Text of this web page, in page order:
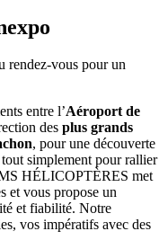
rendez-vous pour un
entre l’Aéroport de
des plus grands
, pour une découverte
simplement pour rallier
HÉLICOPTÈRES met
et vous propose un
et fiabilité. Notre
vos impératifs avec des